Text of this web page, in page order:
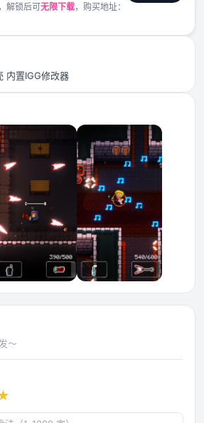
，解锁后可无限下载，购买地址：
内置IGG修改器
～